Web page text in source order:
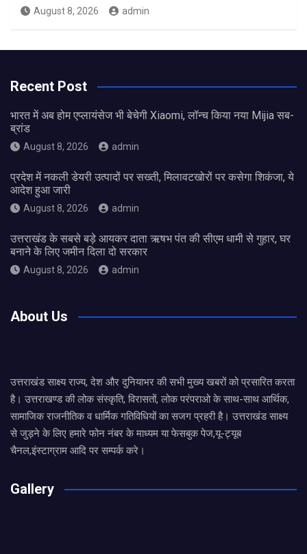
August 8, 2026 admin
Recent Post
भारत में अब होम एप्लायंसेज भी बेचेगी Xiaomi, लॉन्च किया नया Mijia सब-
ब्रांड
August 8, 2026 admin
प्रदेश में नकली डेयरी उत्पादों पर सख्ती, मिलावटखोरों पर कसेगा शिकंजा, ये
आदेश हुआ जारी
August 8, 2026 admin
उत्तराखंड के सबसे बड़े आयकर दाता ऋषभ पंत की सीएम धामी से गुहार, घर
बनाने के लिए जमीन दिला दो सरकार
August 8, 2026 admin
About Us
उत्तराखंड साक्ष्य राज्य, देश और दुनियाभर की सभी मुख्य खबरों को प्रसारित करता
है। उत्तराखण्ड की लोक संस्कृति, विरासतों, लोक परंपराओ के साथ-साथ आर्थिक,
सामाजिक राजनीतिक व धार्मिक गतिविधियों का सजग प्रहरी है। उत्तराखंड साक्ष्य
से जुड़ने के लिए हमारे फोन नंबर के माध्यम या फेसबुक पेज,यू-ट्यूब
चैनल,इंस्टाग्राम आदि पर सम्पर्क करे।
Gallery